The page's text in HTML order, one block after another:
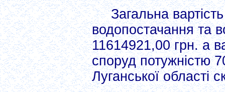
Загальна
водопостачання та
11614921,00 грн. а
споруд потужністю
Луганської області